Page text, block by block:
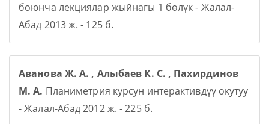
боюнча лекциялар жыйнагы 1 бөлүк - Жалал-
Абад 2013 ж. - 125 б.
Аванова Ж. А. , Алыбаев К. С. , Пахирдинов
М. А. Планиметрия курсун интерактивдүү окутуу
- Жалал-Абад 2012 ж. - 225 б.